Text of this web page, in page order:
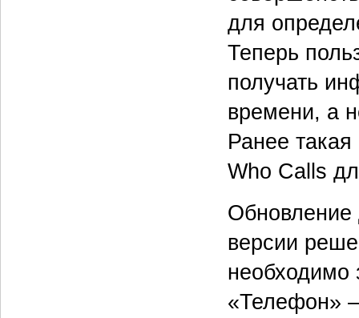
для
Теперь
получать
времени, а
Ранее
Who Calls
Обновление
версии
«Телефон»